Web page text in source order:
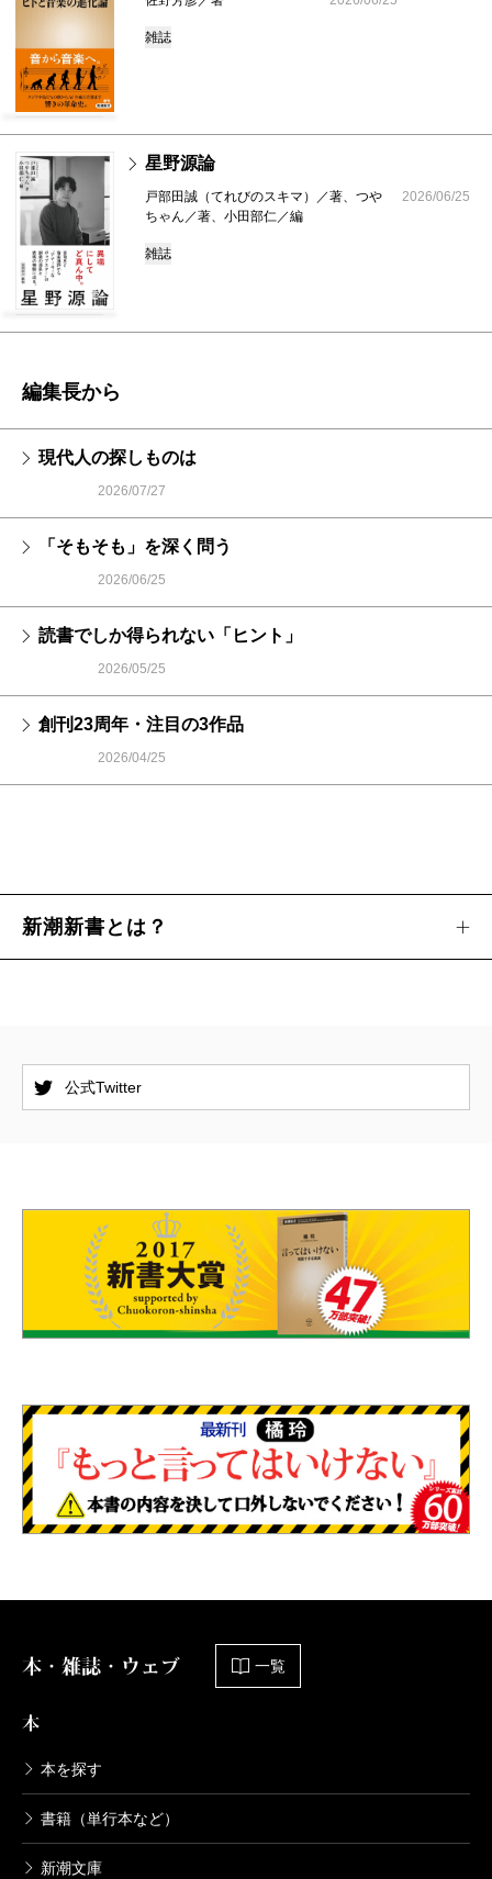
雑誌
星野源論
戸部田誠（てれびのスキマ）／著、つや
ちゃん／著、小田部仁／編
2026/06/25
雑誌
編集長から
現代人の探しものは
2026/07/27
「そもそも」を深く問う
2026/06/25
読書でしか得られない「ヒント」
2026/05/25
創刊23周年・注目の3作品
2026/04/25
新潮新書とは？
公式Twitter
本・雑誌・ウェブ 一覧
本
本を探す
書籍（単行本など）
新潮文庫